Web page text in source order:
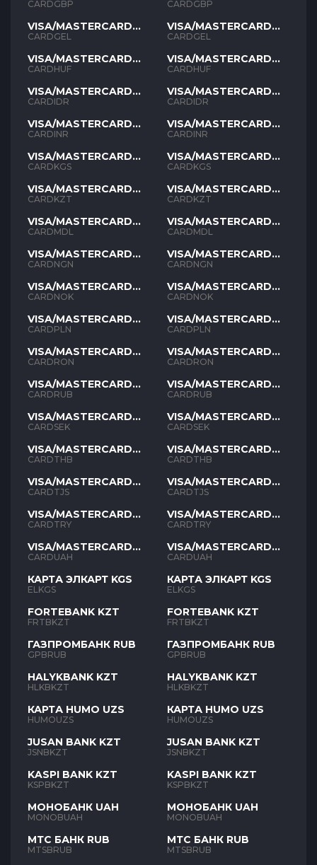
GBP
CARDGBP
VISA/MASTERCARD
GEL
CARDGEL
VISA/MASTERCARD
HUF
CARDHUF
VISA/MASTERCARD
IDR
CARDIDR
VISA/MASTERCARD
INR
CARDINR
VISA/MASTERCARD
KGS
CARDKGS
VISA/MASTERCARD
KZT
CARDKZT
VISA/MASTERCARD
MDL
CARDMDL
VISA/MASTERCARD
NGN
CARDNGN
VISA/MASTERCARD
NOK
CARDNOK
VISA/MASTERCARD
PLN
CARDPLN
VISA/MASTERCARD
RON
CARDRON
VISA/MASTERCARD
RUB
CARDRUB
VISA/MASTERCARD
SEK
CARDSEK
VISA/MASTERCARD
THB
CARDTHB
VISA/MASTERCARD
TJS
CARDTJS
VISA/MASTERCARD
TYR
CARDTRY
VISA/MASTERCARD
UAH
CARDUAH
КАРТА ЭЛКАРТ KGS
ELKGS
FORTEBANK KZT
FRTBKZT
ГАЗПРОМБАНК RUB
GPBRUB
HALYKBANK KZT
HLKBKZT
КАРТА HUMO UZS
HUMOUZS
JUSAN BANK KZT
JSNBKZT
KASPI BANK KZT
KSPBKZT
МОНОБАНК UAH
MONOBUAH
МТС БАНК RUB
MTSBRUB
GBP
CARDGBP
VISA/MASTERCARD
GEL
CARDGEL
VISA/MASTERCARD
HUF
CARDHUF
VISA/MASTERCARD
IDR
CARDIDR
VISA/MASTERCARD
INR
CARDINR
VISA/MASTERCARD
KGS
CARDKGS
VISA/MASTERCARD
KZT
CARDKZT
VISA/MASTERCARD
MDL
CARDMDL
VISA/MASTERCARD
NGN
CARDNGN
VISA/MASTERCARD
NOK
CARDNOK
VISA/MASTERCARD
PLN
CARDPLN
VISA/MASTERCARD
RON
CARDRON
VISA/MASTERCARD
RUB
CARDRUB
VISA/MASTERCARD
SEK
CARDSEK
VISA/MASTERCARD
THB
CARDTHB
VISA/MASTERCARD
TJS
CARDTJS
VISA/MASTERCARD
TYR
CARDTRY
VISA/MASTERCARD
UAH
CARDUAH
КАРТА ЭЛКАРТ KGS
ELKGS
FORTEBANK KZT
FRTBKZT
ГАЗПРОМБАНК RUB
GPBRUB
HALYKBANK KZT
HLKBKZT
КАРТА HUMO UZS
HUMOUZS
JUSAN BANK KZT
JSNBKZT
KASPI BANK KZT
KSPBKZT
МОНОБАНК UAH
MONOBUAH
МТС БАНК RUB
MTSBRUB